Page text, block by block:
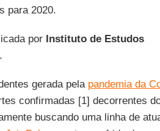
para 2020.
porInstituto de Estudos
gerada pela pandemia da
confirmadas [1] decorrentes
buscando uma linha de